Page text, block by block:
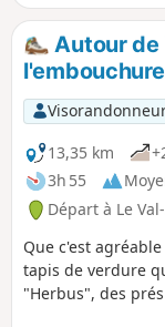
Autour de
13,35 km
3h 55
Départ à Le
Que c'est
tapis de verdure
"Herbus", des